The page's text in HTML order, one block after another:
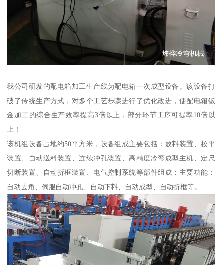
我公司研发的配电箱加工生产线为配电箱一次成型设备。该设备打
破了传统生产方式，对多个工艺步骤进行了优化改进，使配电箱钣
金加工的综合生产效率提高3倍以上，部分环节工序可提率10倍以
上！
该机组设备占地约50平方米，设备组成主要包括：放料装置、校平
装置、自动送料装置、连续冲孔装置、高精度冷弯成型主机、定尺
切断装置、自动折框装置、电气控制系统等部件组成；主要功能：
自动去角、伺服自动冲孔、自动下料、自动成型、自动折框等。